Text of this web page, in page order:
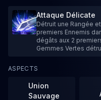
Attaque Délicate
Détruit une Rangée
premiers Ennemis
dégâts aux 2
Gemmes Vertes
ASPECTS
Union
Sauvage